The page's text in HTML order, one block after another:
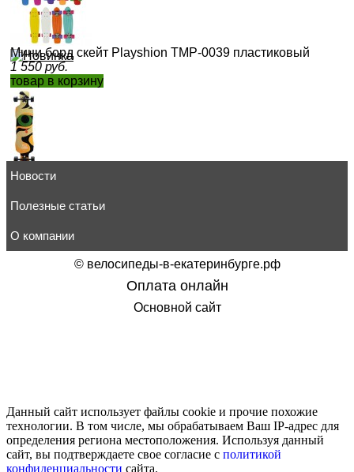
Мини борд скейт Playshion TMP-0039 пластиковый
1 550 руб.
товар в корзину
Лонгборд скейт Playshion FS-LB004
товар в корзину
Лонгборд скейт Playshion FS-LB007
Мини борд детский Atemi APB-17.12
3 110 руб.
товар в корзину
Новости
Полезные статьи
О компании
© велосипеды-в-екатеринбурге.рф
Оплата онлайн
Основной сайт
Данный сайт использует файлы cookie и прочие похожие
технологии. В том числе, мы обрабатываем Ваш IP-адрес для
определения региона местоположения. Используя данный
сайт, вы подтверждаете свое согласие с политикой
конфиденциальности сайта.